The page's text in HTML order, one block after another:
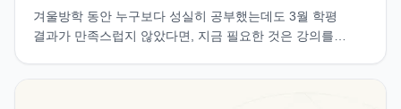
겨울방학 동안 누구보다 성실히 공부했는데도 3월 학평
결과가 만족스럽지 않았다면, 지금 필요한 것은 강의를